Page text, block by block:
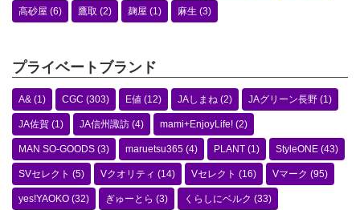
高砂屋 (6) 鷹取 (2) 麹屋 (1) 麻生 (3)
プライベートブランド
A& (1) CGC (303) E値 (12) JAしまね (2) JAグリーン長野 (1)
JA佐賀 (1) JA信州諏訪 (4) mami+EnjoyLife! (2)
MAN SO-GOODS (3) maruetsu365 (4) PLANT (1) StyleONE (43)
SVセレクト (5) Vクオリティ (14) Vセレクト (16) Vマーク (95)
yes!YAOKO (32) ぎゅーとら (3) くらしにベルク (33)